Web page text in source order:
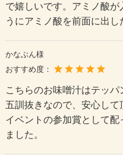
で嬉しいです。アミノ酸
うにアミノ酸を前面に出
かなぶん様
おすすめ度：
こちらのお味噌汁はテッパ
五訓抜きなので、安心して
イベントの参加賞として
ました。